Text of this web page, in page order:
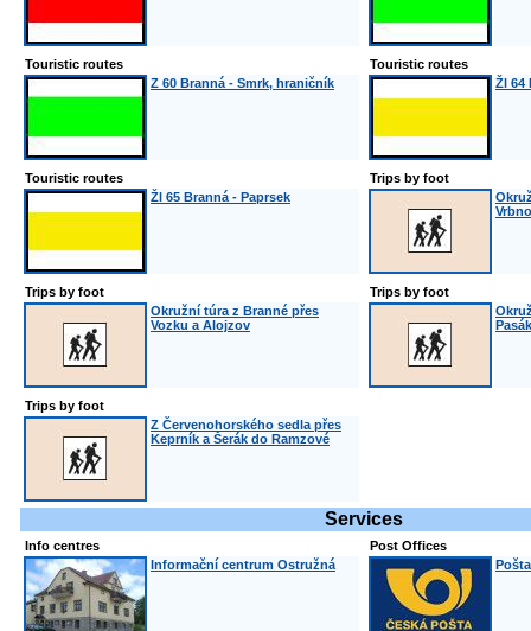
Touristic routes
Z 60 Branná - Smrk, hraničník
Touristic routes
Žl 64
Touristic routes
Žl 65 Branná - Paprsek
Trips by foot
Trips by foot
Okružní túra z Branné přes
Vozku a Alojzov
Trips by foot
Trips by foot
Z Červenohorského sedla přes
Keprník a Šerák do Ramzové
Services
Info centres
Informační centrum Ostružná
Post Offices